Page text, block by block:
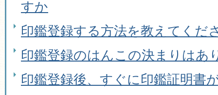
すか
印鑑登録する方法を教えてくだ
印鑑登録のはんこの決まりはあ
印鑑登録後、すぐに印鑑証明書